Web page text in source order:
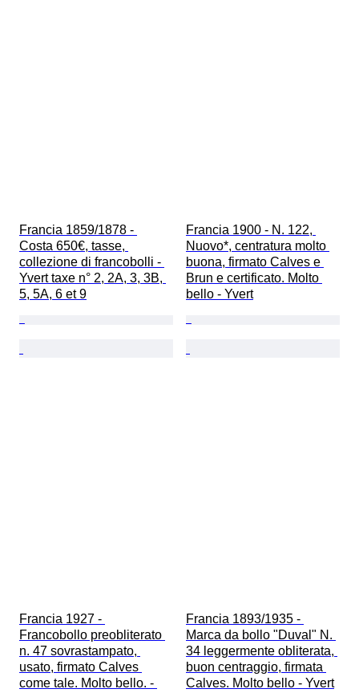
Francia 1859/1878 -
Costa 650€, tasse,
collezione di francobolli -
Yvert taxe n° 2, 2A, 3, 3B,
5, 5A, 6 et 9
Francia 1900 - N. 122,
Nuovo*, centratura molto
buona, firmato Calves e
Brun e certificato. Molto
bello - Yvert
Francia 1927 -
Francobollo preobliterato
n. 47 sovrastampato,
usato, firmato Calves
come tale. Molto bello. -
Francia 1893/1935 -
Marca da bollo "Duval" N.
34 leggermente obliterata,
buon centraggio, firmata
Calves. Molto bello - Yvert